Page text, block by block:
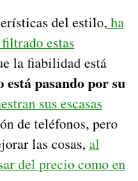
del estilo, ha
estas
la fiabilidad está
está pasando por su
sus escasas
de teléfonos, pero
las cosas, al
del precio como en